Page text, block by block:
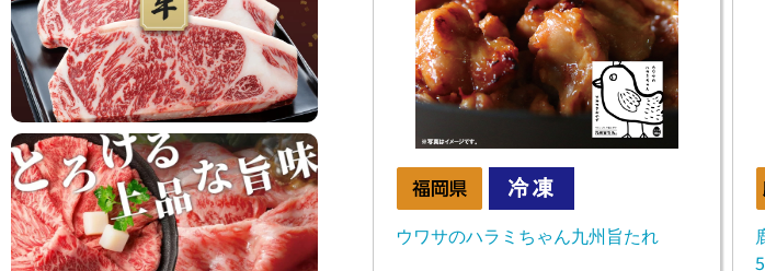
ウワサのハラミちゃん九州旨たれ